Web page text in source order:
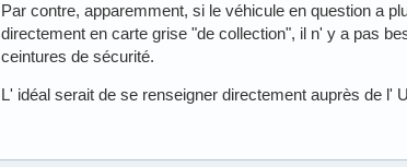
Par contre, apparemment, si le véhicule en question a
directement en carte grise "de collection", il n' y a pas
ceintures de sécurité.
L' idéal serait de se renseigner directement auprès de l'